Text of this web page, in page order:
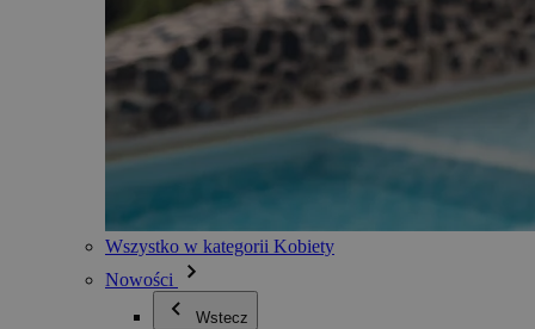
Wszystko w kategorii Kobiety
Nowości
Wstecz